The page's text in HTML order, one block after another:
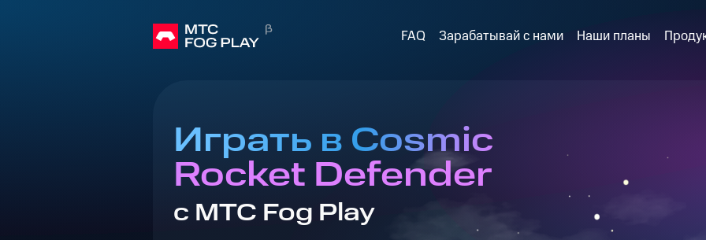
FAQ Зарабатывай с нами Наши планы
Играть в Cosmic
Rocket Defender
с МТС Fog Play